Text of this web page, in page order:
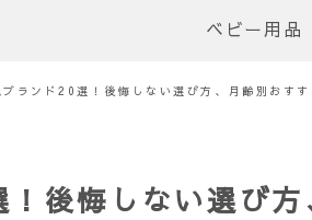
ベビー用品
ランド20選！後悔しない選び方、月齢別おす
後悔しない選び方